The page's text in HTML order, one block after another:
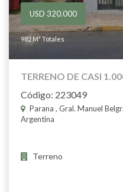
USD 320.000
982 M² Totales
TERRENO DE CASI
Código: 223049
Parana , Gral. Manuel
Argentina
Terreno